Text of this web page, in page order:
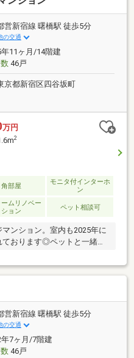
営新宿線 曙橋駅 徒歩5分
の交通
11ヶ月/14階建
46戸
京都新宿区四谷坂町
万円
2
角部屋
モニタ付インターホ
ン
ームリノベー
ション
ペット相談可
ンション。室内も2025年に
おります◎ペットと一緒に
』『曙橋駅』が徒歩圏内！
き、都心主要エリアへスムー
階部分ですが前方に大きな
、陽当た
ピングセンター「コモレ
日の買い物から、休日の家
ます。 ■アクセス・生
です。ぜひ現地でご体感く
営新宿線 曙橋駅 徒歩5分
の交通
7ヶ月/7階建
46戸